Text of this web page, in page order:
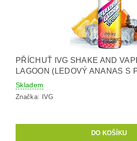
PŘÍCHUŤ IVG SHAKE AND
LAGOON (LEDOVÝ ANANAS S
Skladem
Značka: IVG